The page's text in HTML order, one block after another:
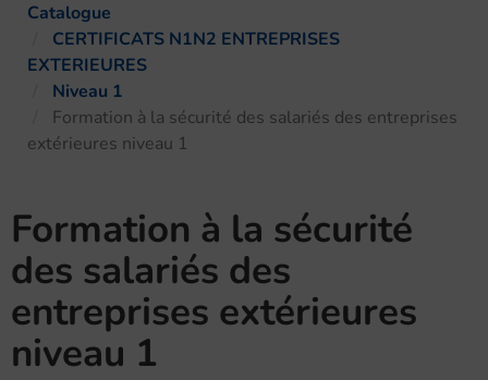
Catalogue
CERTIFICATS N1N2 ENTREPRISES
EXTERIEURES
Niveau 1
Formation à la sécurité des salariés des entreprises
extérieures niveau 1
Formation à la sécurité
des salariés des
entreprises extérieures
niveau 1